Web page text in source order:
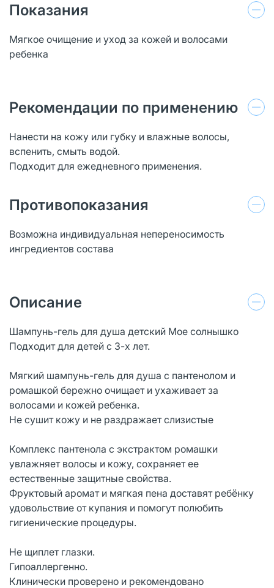
Показания
Мягкое очищение и уход за кожей и волосами
ребенка
Рекомендации по применению
Нанести на кожу или губку и влажные волосы,
вспенить, смыть водой.
Подходит для ежедневного применения.
Противопоказания
Возможна индивидуальная непереносимость
ингредиентов состава
Описание
Шампунь-гель для душа детский Мое солнышко
Подходит для детей с 3-х лет.
Мягкий шампунь-гель для душа с пантенолом и
ромашкой бережно очищает и ухаживает за
волосами и кожей ребенка.
Не сушит кожу и не раздражает слизистые
Комплекс пантенола с экстрактом ромашки
увлажняет волосы и кожу, сохраняет ее
естественные защитные свойства.
Фруктовый аромат и мягкая пена доставят ребёнку
удовольствие от купания и помогут полюбить
гигиенические процедуры.
Не щиплет глазки.
Гипоаллергенно.
Клинически проверено и рекомендовано